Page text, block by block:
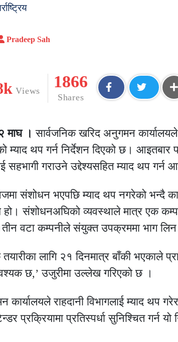
Pradeep Sah
Views
1866
Shares
माघ । सार्वजनिक खरिद अनुगमन कार्यालयले
म्याद थप गर्न निर्देशन दिएको छ। आइतबार
सहभागी गराउने उद्देश्यसहित म्याद थप गर्न
संशोधन भएपछि म्याद थप नगरेको भन्दै
हो। संशोधनअघिको व्यवस्थाले मात्र एक
तीन वटा कम्पनीले संयुक्त उपक्रममा भाग
लागि २१ दिनमात्र बाँकी भएकाले
छ,’ उजुरीमा उल्लेख गरिएको छ ।
राहदानी विभागलाई म्याद थप
प्रक्रियामा प्रतिस्पर्धा सुनिश्चित गर्न यो